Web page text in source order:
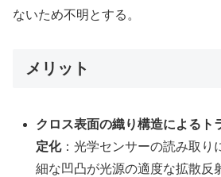
ないため不明とする。
メリット
クロス表面の織り構造によるト
定化：光学センサーの読み取り
細な凹凸が光源の適度な拡散反